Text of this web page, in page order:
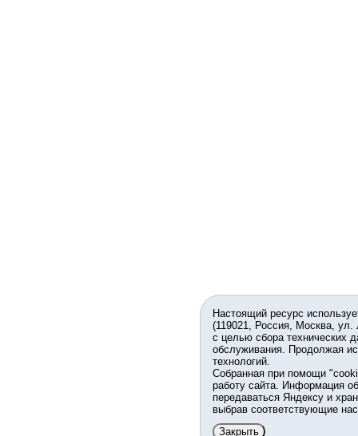
Настоящий ресурс
(119021, Россия, Москва,
с целью сбора технических
обслуживания. Продолжая
технологий.
Собранная при помощи
работу сайта. Информация
передаваться Яндексу и
выбрав соответствующие
Закрыть